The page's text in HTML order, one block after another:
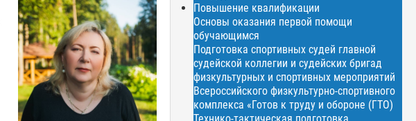
Повышение квалификации
Основы оказания первой помощи
обучающимся
Подготовка спортивных судей главной
судейской коллегии и судейских бригад
физкультурных и спортивных мероприятий
Всероссийского физкультурно-спортивного
комплекса «Готов к труду и обороне (ГТО)
Технико-тактическая подготовка